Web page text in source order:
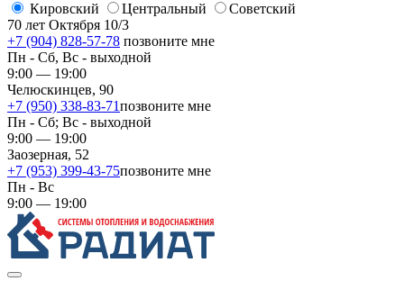
Кировский
​Центральный
​Советский
70 лет Октября 10/3
+7 (904) 828-57-78 позвоните мне
Пн - Сб, Вс - выходной
9:00 — 19:00
Челюскинцев, 90
+7 (950) 338-83-71позвоните мне
Пн - Сб; Вс - выходной
9:00 — 19:00
Заозерная, 52
+7 (953) 399-43-75позвоните мне
Пн - Вс
9:00 — 19:00